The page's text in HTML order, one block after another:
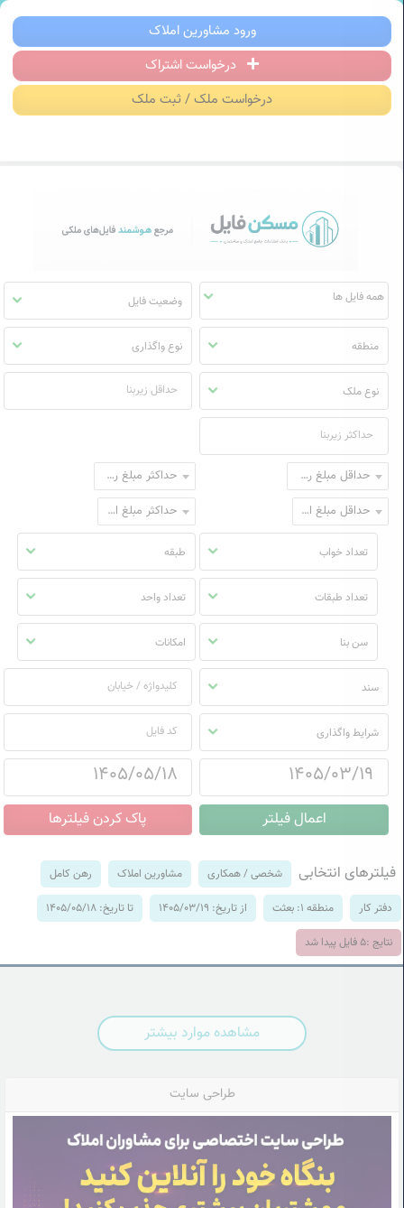
مسکن فایل | خرید، فروش، رهن و اجاره
ورود مشاورین املاک
درخواست اشتراک
درخواست ملک / ثبت ملک
مسکن
فایل
وضعیت فایل
منطقه نوع واگذاری
نوع ملک
حداقل مبلغ رهن
حداکثر مبلغ رهن
حداقل مبلغ اجاره
حداکثر مبلغ اجاره
تعداد خواب طبقه
تعداد طبقات تعداد واحد
سن بنا امکانات
سند
شرایط واگذاری
فیلترهای انتخابی شخصی / همکاری مشاورین املاک رهن کامل
دفتر کار منطقه 1: بعثت از تاریخ: 1405/03/19 تا تاریخ: 1405/05/18
نتایج :5 فایل پیدا شد
مشاهده موارد بیشتر
طراحی سایت